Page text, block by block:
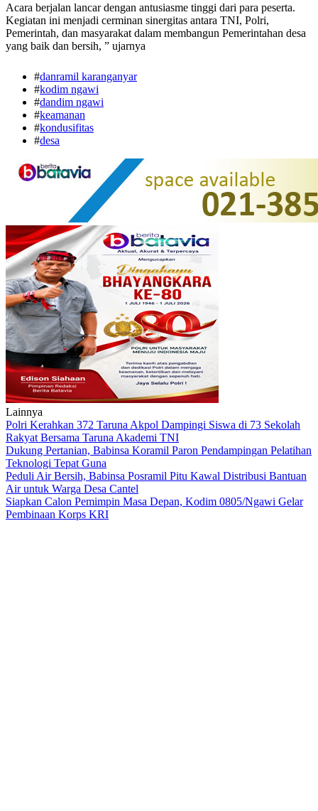
Acara berjalan lancar dengan antusiasme tinggi dari para peserta.
Kegiatan ini menjadi cerminan sinergitas antara TNI, Polri,
Pemerintah, dan masyarakat dalam membangun Pemerintahan desa
yang baik dan bersih, ” ujarnya
#danramil karanganyar
#kodim ngawi
#dandim ngawi
#keamanan
#kondusifitas
#desa
Lainnya
Polri Kerahkan 372 Taruna Akpol Dampingi Siswa di 73 Sekolah
Rakyat Bersama Taruna Akademi TNI
Dukung Pertanian, Babinsa Koramil Paron Pendampingan Pelatihan
Teknologi Tepat Guna
Peduli Air Bersih, Babinsa Posramil Pitu Kawal Distribusi Bantuan
Air untuk Warga Desa Cantel
Siapkan Calon Pemimpin Masa Depan, Kodim 0805/Ngawi Gelar
Pembinaan Korps KRI